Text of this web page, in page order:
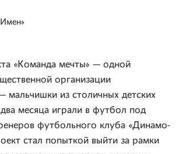
«Команда мечты» — одной
организации
мальчишки из столичных детских
месяца играли в футбол под
футбольного клуба «Динамо-
стал попыткой выйти за рамки